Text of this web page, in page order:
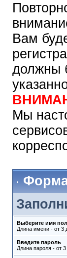
Вам
должны
Мы
Форма
Выберите имя
Длина имени - от 3
Введите пароль
Длина пароля - от